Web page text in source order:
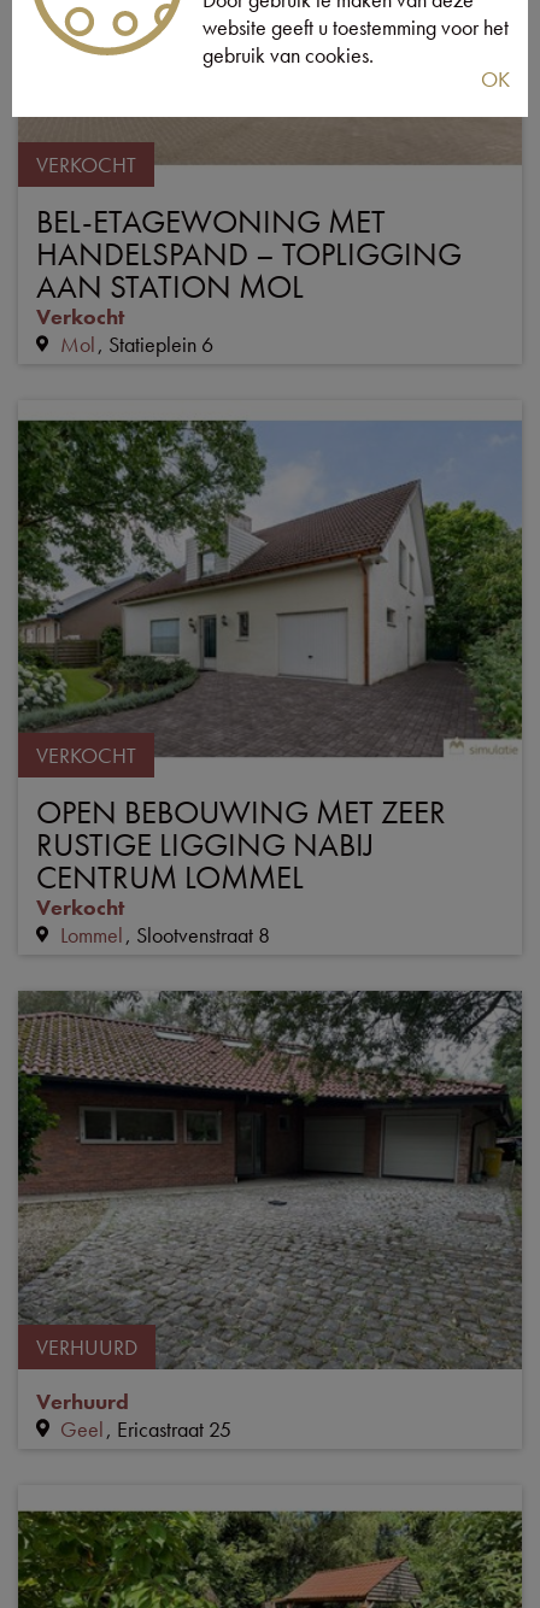
VERKOCHT
BEL-ETAGEWONING MET
HANDELSPAND – TOPLIGGING
AAN STATION MOL
Verkocht
Mol Statieplein 6
VERKOCHT
OPEN BEBOUWING MET ZEER
RUSTIGE LIGGING NABIJ
CENTRUM LOMMEL
Verkocht
Lommel Slootvenstraat 8
VERHUURD
Verhuurd
Geel Ericastraat 25
website geeft u toestemming voor het
gebruik van cookies.
OK